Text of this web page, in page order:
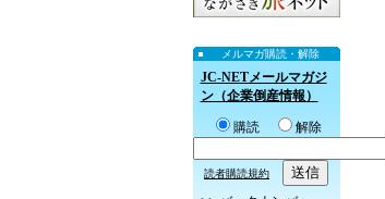
メルマガ購読・解除
JC-NETメールマガジ
ン（企業倒産情報）
購読 解除
読者購読規約